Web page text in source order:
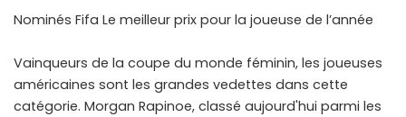
Nominés Fifa Le meilleur prix pour la joueuse de l’année
Vainqueurs de la coupe du monde féminin, les joueuses
américaines sont les grandes vedettes dans cette
catégorie. Morgan Rapinoe, classé aujourd'hui parmi les